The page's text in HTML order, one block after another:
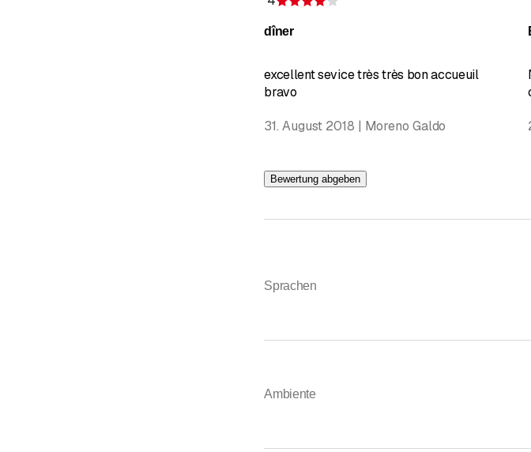
dîner
excellent sevice très très bon accueuil
bravo
31. August 2018 | Moreno Galdo
Bewertung abgeben
Sprachen
Ambiente